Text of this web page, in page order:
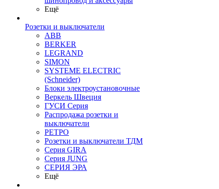
Ещё
Розетки и выключатели
ABB
BERKER
LEGRAND
SIMON
SYSTEME ELECTRIC
(Schneider)
Блоки электроустановочные
Веркель Швеция
ГУСИ Серия
Распродажа розетки и
выключатели
РЕТРО
Розетки и выключатели ТДМ
Серия GIRA
Серия JUNG
СЕРИЯ ЭРА
Ещё